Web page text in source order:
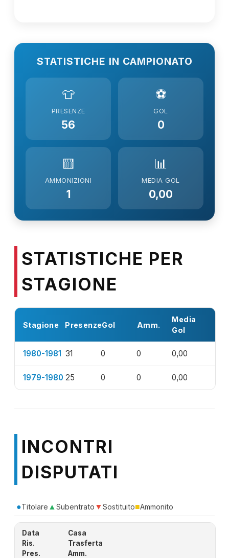
STATISTICHE IN CAMPIONATO
👕
PRESENZE
56
⚽
GOL
0
🟨
AMMONIZIONI
1
📊
MEDIA GOL
0,00
STATISTICHE PER
STAGIONE
Stagione PresenzeGol Amm.
Media
Gol
1980-1981 31 0 0 0,00
1979-1980 25 0 0 0,00
INCONTRI
DISPUTATI
●Titolare ▲Subentrato ▼Sostituito■Ammonito
Data
Casa
Ris.
Trasferta
Pres.
Amm.